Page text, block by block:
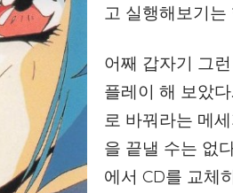
고 실행해보기는
어째 갑자기 그
플레이 해 보았
로 바꿔라는 메
을 끝낼 수는 없
에서 CD를 교체